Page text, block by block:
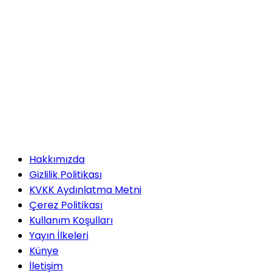
Serpil ÇINAR
Hakkımızda
Gizlilik Politikası
KVKK Aydınlatma Metni
Çerez Politikası
Kullanım Koşulları
Yayın İlkeleri
Künye
İletişim